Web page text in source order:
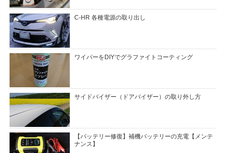
C-HR 各種電源の取り出し
ワイパーをDIYでグラファイトコーティング
サイドバイザー（ドアバイザー）の取り外し方
【バッテリー修復】補機バッテリーの充電【メンテ
ナンス】